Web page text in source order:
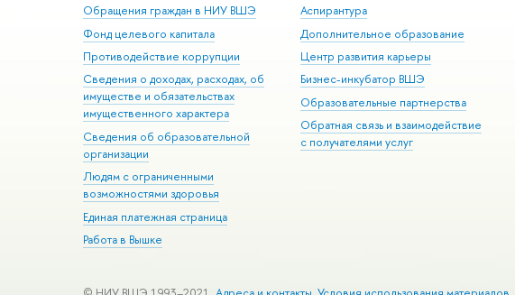
Обращения граждан в НИУ ВШЭ
Фонд целевого капитала
Противодействие коррупции
Сведения о доходах, расходах, об
имуществе и обязательствах
имущественного характера
Сведения об образовательной
организации
Людям с ограниченными
возможностями здоровья
Единая платежная страница
Работа в Вышке
Аспирантура
Дополнительное образование
Центр развития карьеры
Бизнес-инкубатор ВШЭ
Образовательные партнерства
Обратная связь и взаимодействие
с получателями услуг